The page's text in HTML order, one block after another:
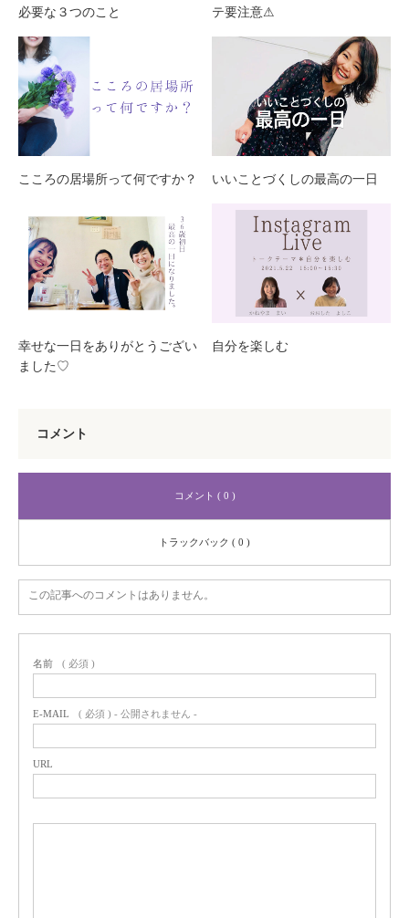
必要な３つのこと
テ要注意⚠
こころの居場所って何ですか？ いいことづくしの最高の一日
幸せな一日をありがとうござい
ました♡
自分を楽しむ
コメント
コメント ( 0 )
トラックバック ( 0 )
この記事へのコメントはありません。
名前 ( 必須 )
E-MAIL ( 必須 ) - 公開されません -
URL